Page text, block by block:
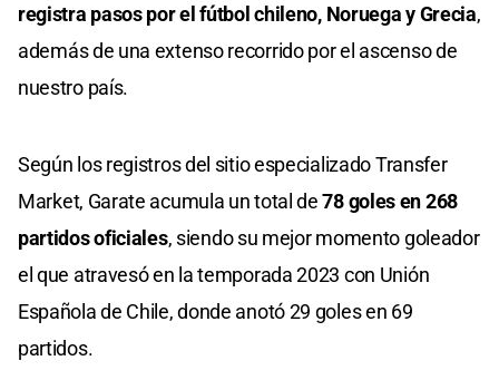
registra pasos por el fútbol chileno, Noruega y Grecia,
además de una extenso recorrido por el ascenso de
nuestro país.
Según los registros del sitio especializado Transfer
Market, Garate acumula un total de78 goles en 268
partidos oficiales, siendo su mejor momento goleador
el que atravesó en la temporada 2023 con Unión
Española de Chile, donde anotó 29 goles en 69
partidos.